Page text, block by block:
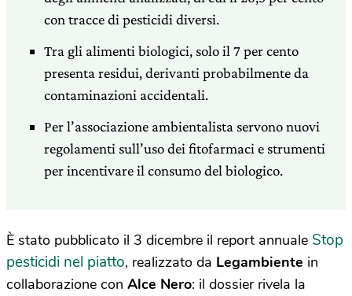
con tracce di pesticidi diversi.
Tra gli alimenti biologici, solo il 7 per cento
presenta residui, derivanti probabilmente da
contaminazioni accidentali.
Per l’associazione ambientalista servono nuovi
regolamenti sull’uso dei fitofarmaci e strumenti
per incentivare il consumo del biologico.
È stato pubblicato il 3 dicembre il report annuale Stop
pesticidi nel piatto, realizzato da Legambiente in
collaborazione con Alce Nero: il dossier rivela la